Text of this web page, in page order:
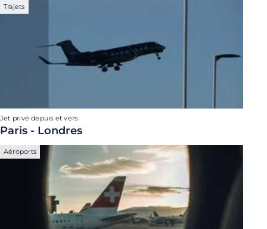
Trajets
Jet privé depuis et vers
Paris - Londres
Aéroports